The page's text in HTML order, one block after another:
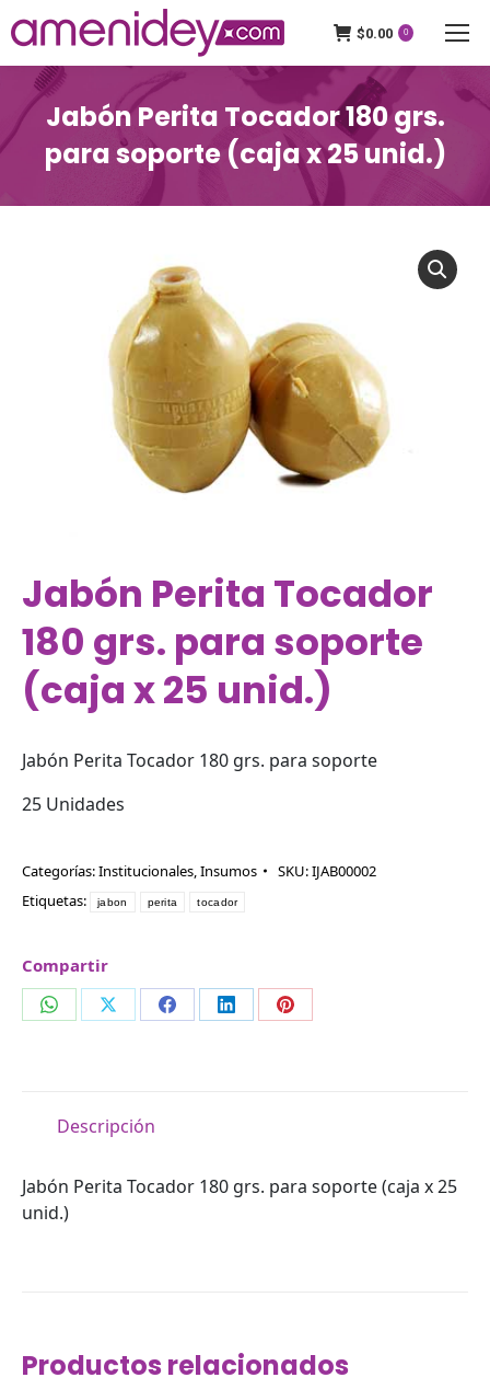
$0.00 0
Jabón Perita Tocador 180 grs.
para soporte (caja x 25 unid.)
Jabón Perita Tocador
180 grs. para soporte
(caja x 25 unid.)
Jabón Perita Tocador 180 grs. para soporte
25 Unidades
Categorías:Institucionales,Insumos SKU:IJAB00002
Etiquetas:
jabon perita tocador
Compartir
CompartirCompartirCompartirCompartirCompartir
Descripción
Jabón Perita Tocador 180 grs. para soporte (caja x 25
unid.)
Productos relacionados